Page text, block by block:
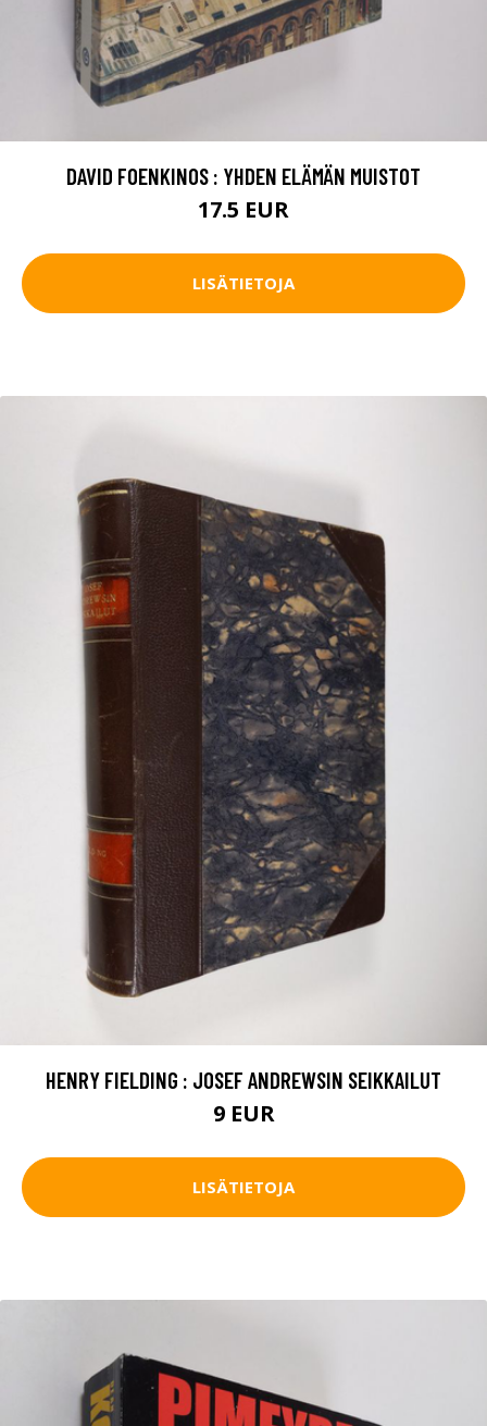
DAVID FOENKINOS : YHDEN ELÄMÄN MUISTOT
17.5 EUR
LISÄTIETOJA
HENRY FIELDING : JOSEF ANDREWSIN SEIKKAILUT
9 EUR
LISÄTIETOJA